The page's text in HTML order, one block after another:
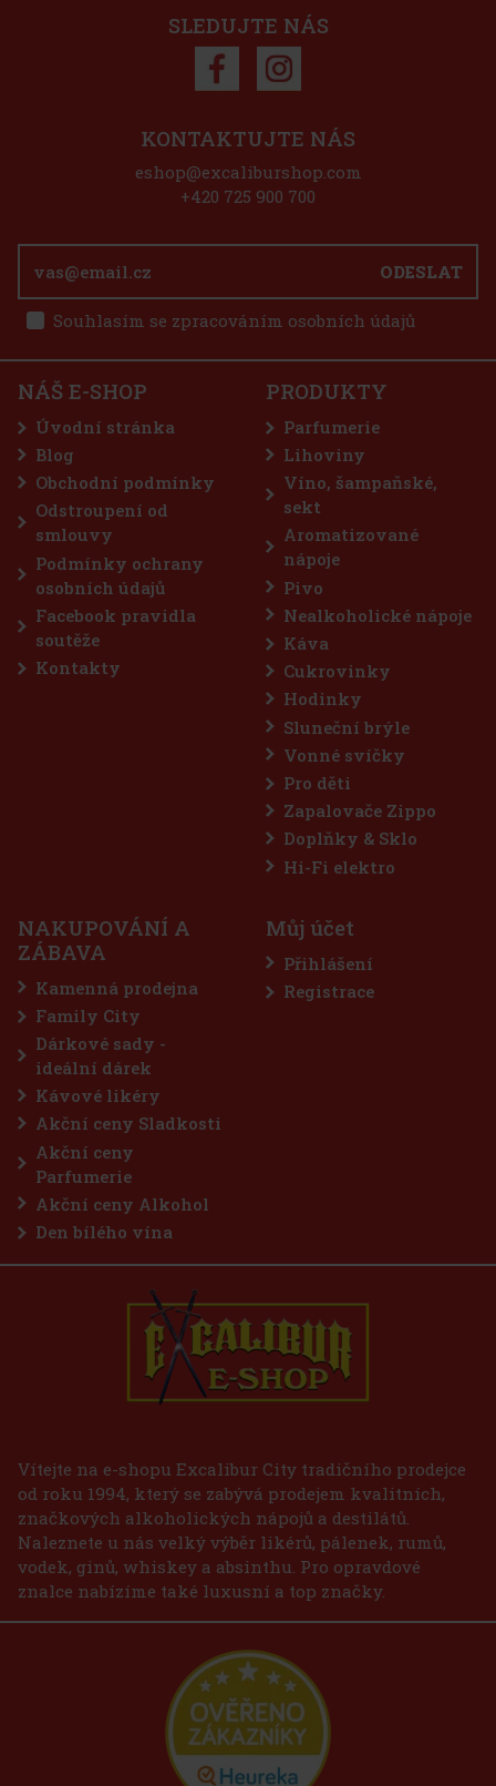
fermentací
975 Kč
312 Kč
košíku
SLEDUJTE NÁS
ODESLAT
Souhlasím se zpracováním osobních údajů
KONTAKTUJTE NÁS
eshop@excaliburshop.com
+420 725 900 700
NÁŠ E-SHOP
Úvodní stránka
Blog
Obchodní podmínky
Odstroupení od
smlouvy
Podmínky ochrany
osobních údajů
Facebook pravidla
soutěže
Kontakty
PRODUKTY
Parfumerie
Lihoviny
Víno, šampaňské,
sekt
Aromatizované
nápoje
Pivo
Nealkoholické nápoje
Káva
Cukrovinky
Hodinky
Sluneční brýle
Vonné svíčky
Pro děti
Zapalovače Zippo
Doplňky & Sklo
Hi-Fi elektro
NAKUPOVÁNÍ A
ZÁBAVA
Kamenná prodejna
Family City
Dárkové sady -
ideální dárek
Kávové likéry
Akční ceny Sladkosti
Akční ceny
Parfumerie
Akční ceny Alkohol
Den bílého vína
Můj účet
Přihlášení
Registrace
Vítejte na e-shopu Excalibur City tradičního prodejce
od roku 1994, který se zabývá prodejem kvalitních,
značkových alkoholických nápojů a destilátů.
Naleznete u nás velký výběr likérů, pálenek, rumů,
vodek, ginů, whiskey a absinthu. Pro opravdové
znalce nabízíme také luxusní a top značky.